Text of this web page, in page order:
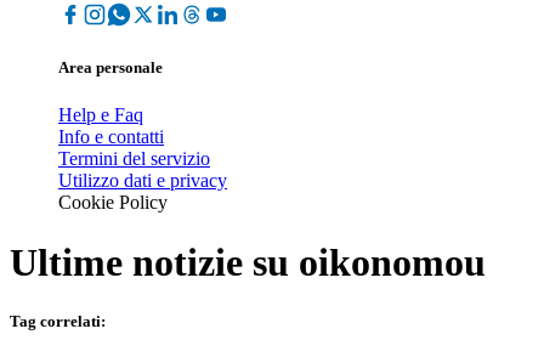
Area personale
Help e Faq
Info e contatti
Termini del servizio
Utilizzo dati e privacy
Cookie Policy
Ultime notizie su oikonomou
Tag correlati: